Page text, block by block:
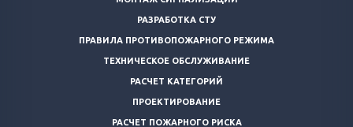
РАЗРАБОТКА СТУ
ПРАВИЛА ПРОТИВОПОЖАРНОГО РЕЖИМА
ТЕХНИЧЕСКОЕ ОБСЛУЖИВАНИЕ
РАСЧЕТ КАТЕГОРИЙ
ПРОЕКТИРОВАНИЕ
РАСЧЕТ ПОЖАРНОГО РИСКА